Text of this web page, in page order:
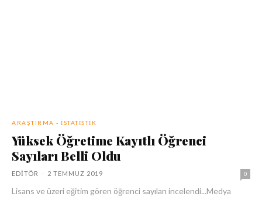
ARAŞTIRMA - İSTATISTIK
Yüksek Öğretime Kayıtlı Öğrenci
Sayıları Belli Oldu
EDITÖR - 2 TEMMUZ 2019 0
Lisans ve üzeri eğitim gören öğrenci sayıları incelendi...Medya